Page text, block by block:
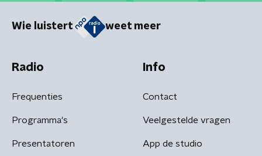
Wie luistert weet meer
Radio
Frequenties
Programma's
Presentatoren
Info
Contact
Veelgestelde vragen
App de studio